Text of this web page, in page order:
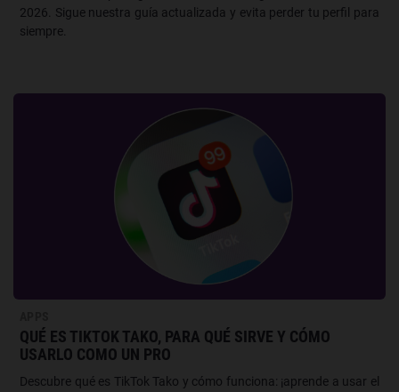
2026. Sigue nuestra guía actualizada y evita perder tu perfil para
siempre.
QUÉ ES TIKTOK TAKO, PARA QUÉ SIRVE Y CÓMO
USARLO COMO UN PRO
Descubre qué es TikTok Tako y cómo funciona: ¡aprende a usar el